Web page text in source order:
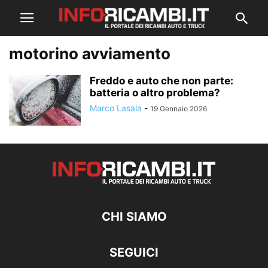
motorino avviamento
Freddo e auto che non parte:
batteria o altro problema?
Marco Lasala - 19 Gennaio 2026
CHI SIAMO
SEGUICI